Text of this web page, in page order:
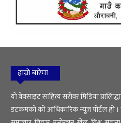
हाम्रो बारेमा
यो वेवसाइट साहित्य सरोवर मिडिया
डटकमको को आधिकारिक न्यूज पोर्टल हो ।